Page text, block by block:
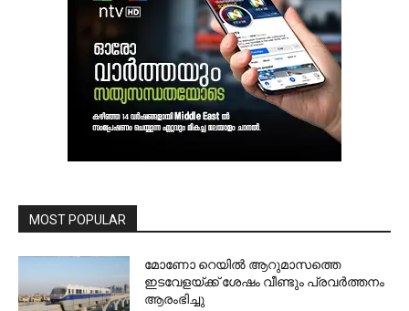
MOST POPULAR
മോണോ റെയില്‍ ആറുമാസത്തെ
ഇടവേളയ്ക്ക് ശേഷം വീണ്ടും പ്രവര്‍ത്തനം
ആരംഭിച്ചു